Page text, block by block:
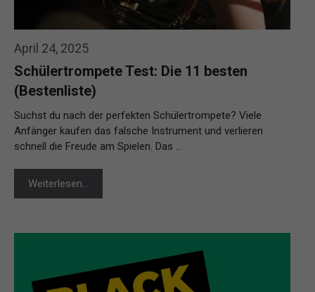
April 24, 2025
Schülertrompete Test: Die 11 besten
(Bestenliste)
Suchst du nach der perfekten Schülertrompete? Viele
Anfänger kaufen das falsche Instrument und verlieren
schnell die Freude am Spielen. Das …
Weiterlesen…